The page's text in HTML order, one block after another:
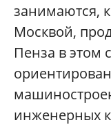
занимаются,
Москвой,
Пенза в этом
инженерных